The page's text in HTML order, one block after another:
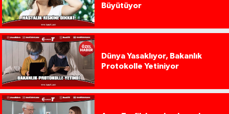
Büyütüyor
Dünya Yasaklıyor, Bakanlık
Protokolle Yetiniyor